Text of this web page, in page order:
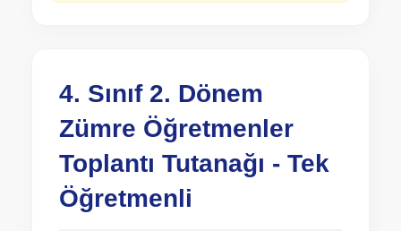
4. Sınıf 2. Dönem
Zümre Öğretmenler
Toplantı Tutanağı - Tek
Öğretmenli